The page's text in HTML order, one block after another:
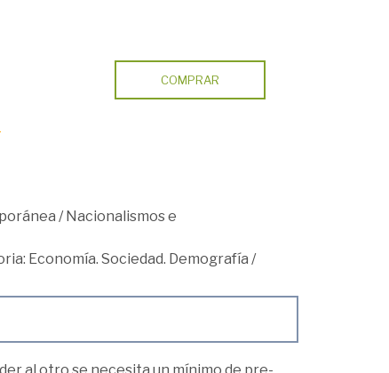
COMPRAR
/Nacionalismos e
Economía. Sociedad. Demografía /
al otro se necesita un mínimo de pre-